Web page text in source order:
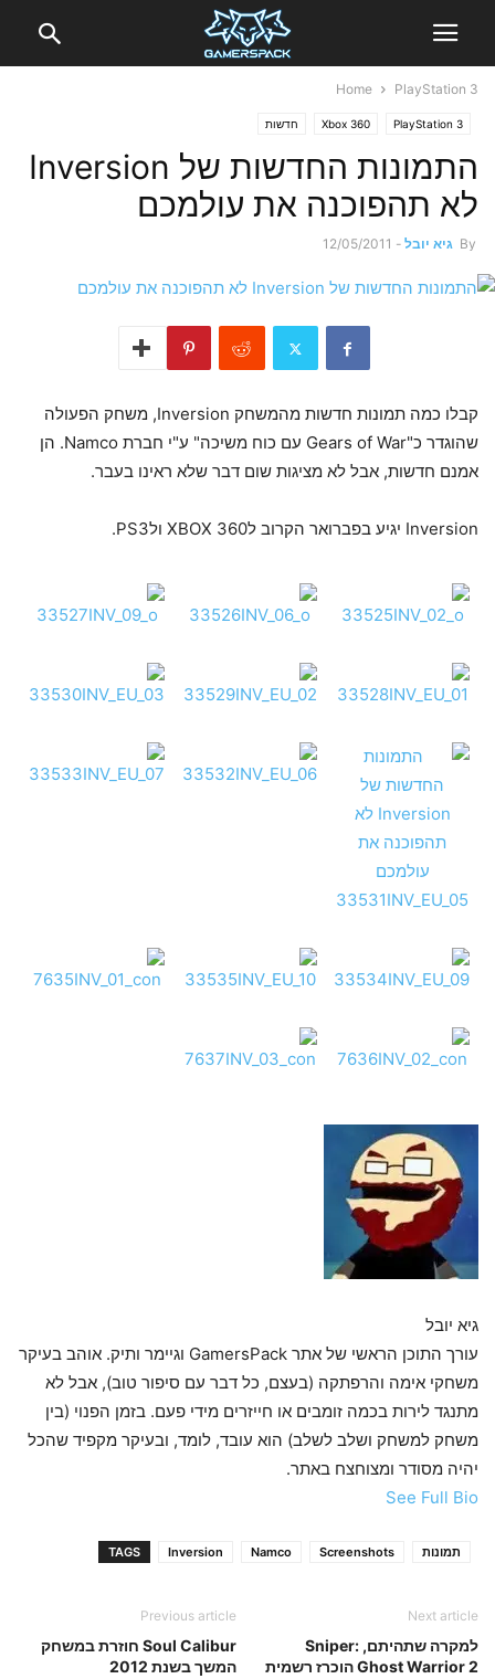
Home PlayStation 3
PlayStation 3
Xbox 360 חדשות
התמונות החדשות של Inversion
לא תהפוכנה את עולמכם
By גיא יובל -
12/05/2011
קבלו כמה תמונות חדשות מהמשחק Inversion, משחק הפעולה
שהוגדר כ"Gears of War עם כוח משיכה" ע"י חברת Namco. הן
אמנם חדשות, אבל לא מציגות שום דבר שלא ראינו בעבר.
Inversion יגיע בפברואר הקרוב לXBOX 360 ולPS3.
גיא יובל
עורך התוכן הראשי של אתר GamersPack וגיימר ותיק. אוהב בעיקר
משחקי אימה והרפתקה (בעצם, כל דבר עם סיפור טוב), אבל לא
מתנגד לירות בכמה זומבים או חייזרים מידי פעם. בזמן הפנוי (בין
משחק למשחק ושלב לשלב) הוא עובד, לומד, ובעיקר מקפיד שהכל
יהיה מסודר ומצוחצח באתר.
See Full Bio
TAGS Inversion Namco Screenshots תמונות
Previous article
Soul Calibur חוזרת במשחק
המשך בשנת 2012
Next article
למקרה שתהיתם, Sniper:
Ghost Warrior 2 הוכרז רשמית